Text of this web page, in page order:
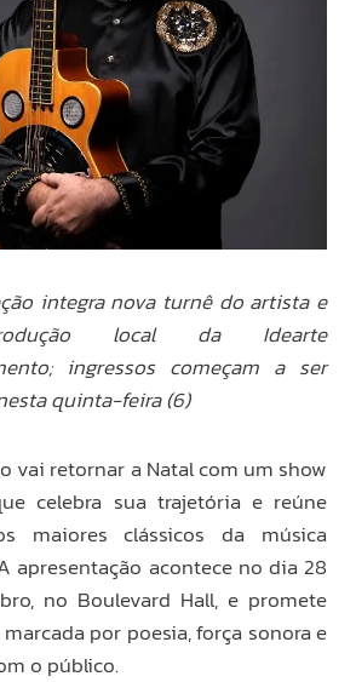
integra nova turnê do artista e
local da Idearte
ingressos começam a ser
quinta-feira (6)
vai retornar a Natal com um show
celebra sua trajetória e reúne
maiores clássicos da música
apresentação acontece no dia 28
no Boulevard Hall, e promete
por poesia, força sonora e
o público.